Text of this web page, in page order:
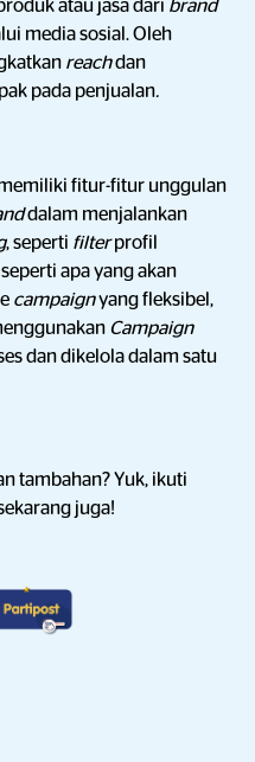
atau jasa dari brand
media sosial. Oleh
reachdan
pada penjualan.
fitur-fitur unggulan
dalam menjalankan
, seperti filterprofil
apa yang akan
campaignyang fleksibel,
Campaign
dan dikelola dalam satu
tambahan? Yuk, ikuti
juga!